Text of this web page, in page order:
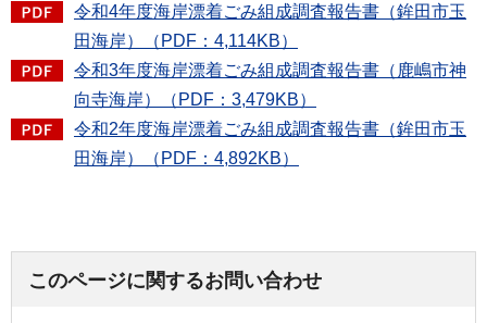
令和4年度海岸漂着ごみ組成調査報告書（鉾田市玉
田海岸）（PDF：4,114KB）
令和3年度海岸漂着ごみ組成調査報告書（鹿嶋市神
向寺海岸）（PDF：3,479KB）
令和2年度海岸漂着ごみ組成調査報告書（鉾田市玉
田海岸）（PDF：4,892KB）
このページに関するお問い合わせ